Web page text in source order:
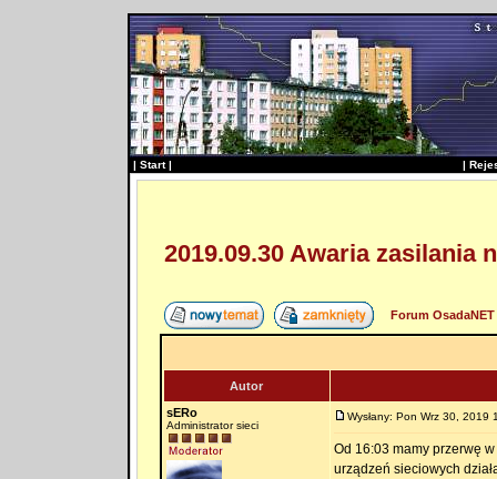
| Start| |
2019.09.30 Awaria zasilania
Forum
Autor
sERo
Administrator sieci
Wysłany: Pon Wrz 30, 2019
Od 16:03 mamy przerwę
urządzeń sieciowych